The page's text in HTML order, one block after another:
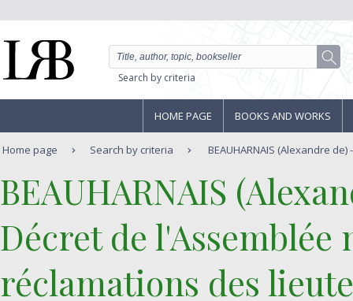
Search by criteria
HOME PAGE BOOKS AND WORKS
Home page Search by criteria BEAUHARNAIS (Alexandre
‎BEAUHARNAIS
‎Décret de l'Assemblée
réclamations des